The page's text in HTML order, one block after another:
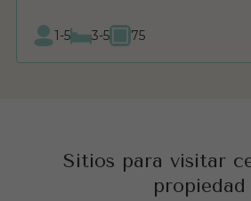
1-5 3-5 75
Sitios para visitar
propiedad